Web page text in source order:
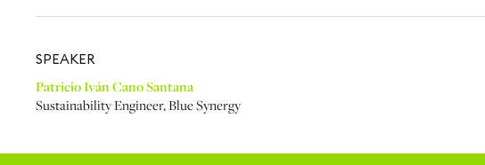
SPEAKER
Patricio Iván Cano Santana
Sustainability Engineer,Blue Synergy